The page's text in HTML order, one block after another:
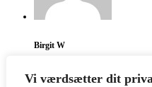
Vi værdsætter dit
Birgit W
REPLY